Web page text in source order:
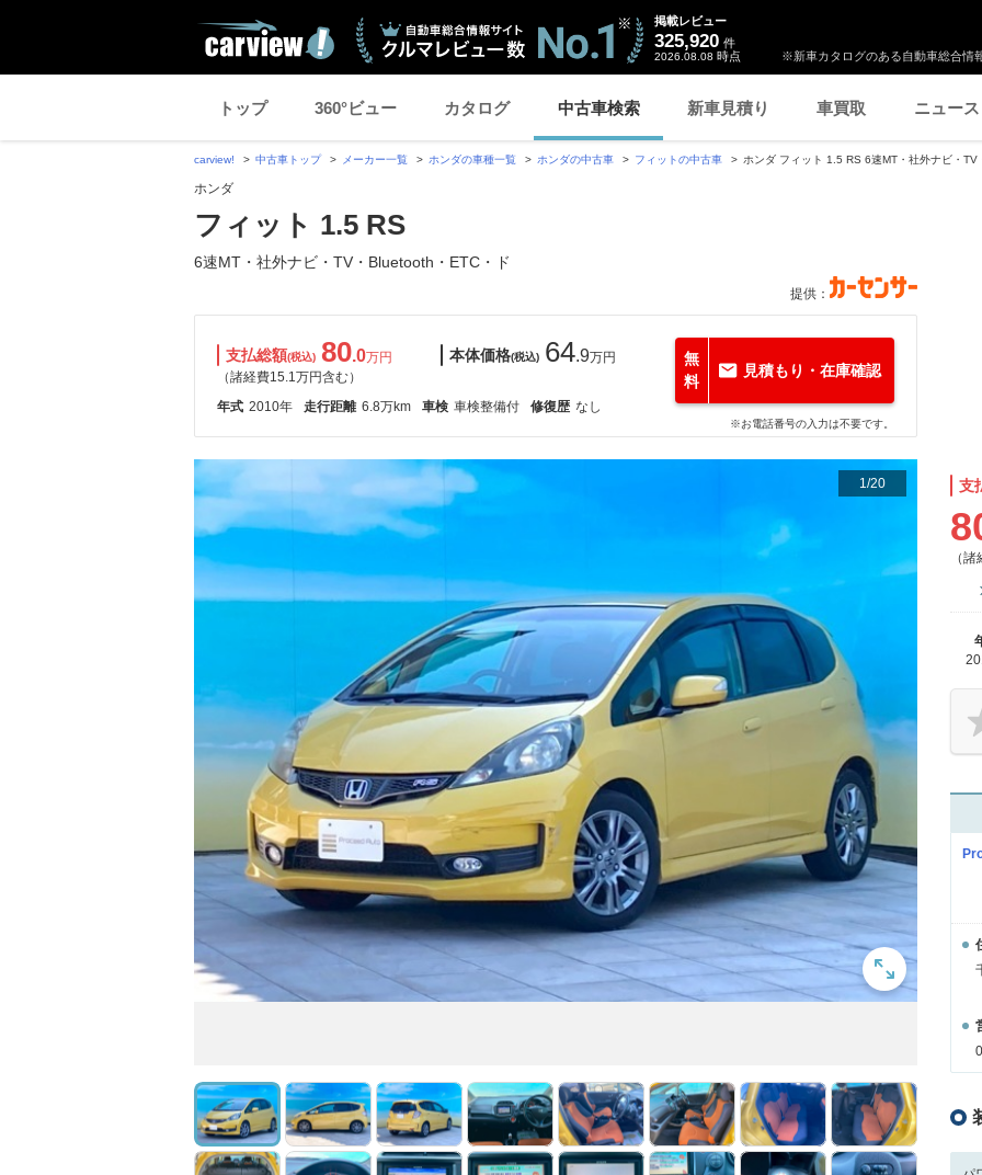
※新車カタログのある自動車総合情
掲載レビュー
325,920 件
2026.08.08 時点
トップ 360°ビュー カタログ 中古車検索 新車見積り 車買取 ニュース
carview! 中古車トップ メーカー一覧 ホンダの車種一覧 ホンダの中古車 フィットの中古車 ホンダ フィット 1.5 RS 6速MT・社外ナビ・
ホンダ
フィット 1.5 RS
6速MT・社外ナビ・TV・Bluetooth・ETC・ド
提供：
支払総額(税込) 80.0万円
（諸経費15.1万円含む）
本体価格(税込) 64.9万円
年式 2010年 走行距離 6.8万km 車検 車検整備付 修復歴 なし
無
料
見積もり・在庫確認
※お電話番号の入力は不要です。
1/20 支
（